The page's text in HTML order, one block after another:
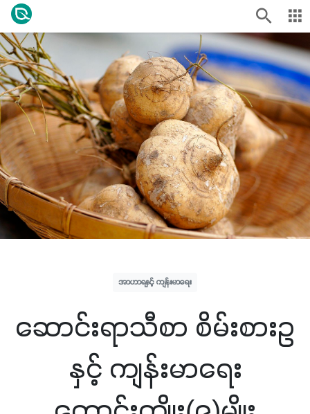
အာဟာရနှင့် ကျန်းမာရေး
ဆောင်းရာသီစာ စိမ်းစားဥ
နှင့် ကျန်းမာရေး